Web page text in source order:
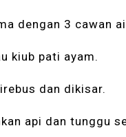
dengan 3 cawan
kiub pati ayam.
dan dikisar.
api dan tunggu